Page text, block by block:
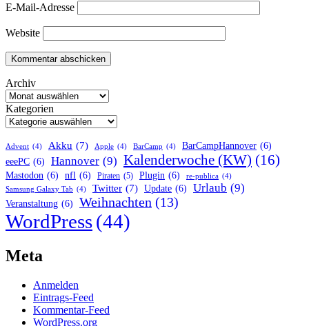
E-Mail-Adresse
Website
Archiv
Kategorien
Advent (4) Akku (7) Apple (4) BarCamp (4) BarCampHannover (6)
eeePC (6) Hannover (9) Kalenderwoche (KW) (16)
Mastodon (6) nfl (6) Piraten (5) Plugin (6) re-publica (4)
Samsung Galaxy Tab (4) Twitter (7) Update (6) Urlaub (9)
Veranstaltung (6) Weihnachten (13)
WordPress(44)
Meta
Anmelden
Eintrags-Feed
Kommentar-Feed
WordPress.org